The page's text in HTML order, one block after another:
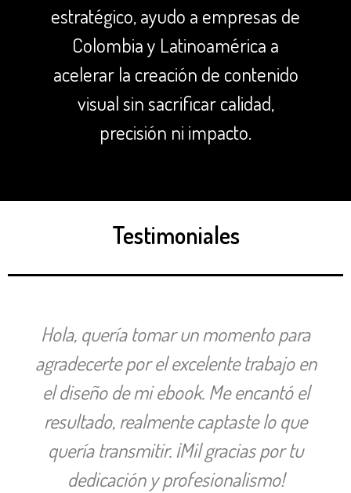
estratégico, ayudo a empresas de
Colombia y Latinoamérica a
acelerar la creación de contenido
visual sin sacrificar calidad,
precisión ni impacto.
Testimoniales
Hola, quería tomar un momento para
agradecerte por el excelente trabajo en
el diseño de mi ebook. Me encantó el
resultado, realmente captaste lo que
quería transmitir. ¡Mil gracias por tu
dedicación y profesionalismo!